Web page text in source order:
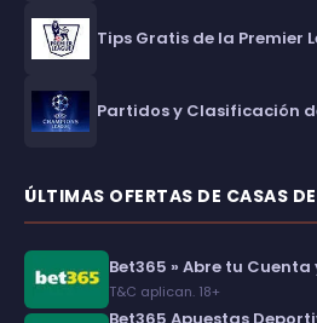
Tips Gratis de la Premier
Partidos y Clasificación
ÚLTIMAS OFERTAS DE CASAS
Bet365 » Abre tu Cuenta
T&C aplican. 18+